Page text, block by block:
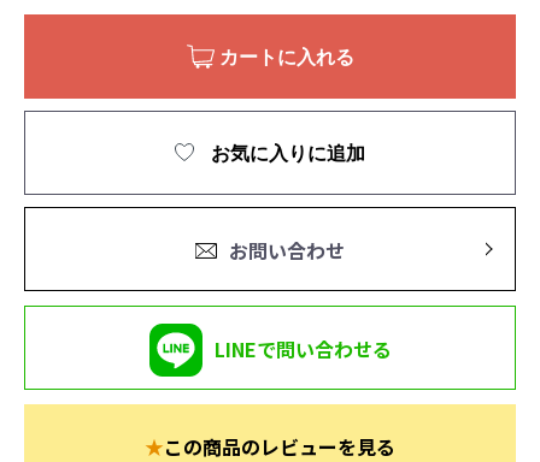
カートに入れる
お気に入りに追加
お問い合わせ
LINEで問い合わせる
★この商品のレビューを見る